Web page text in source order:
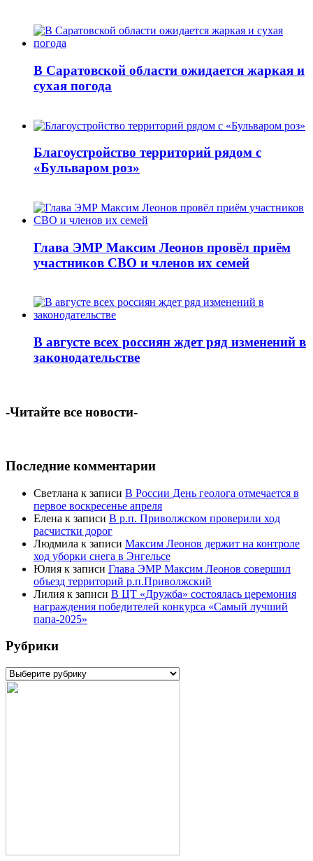
В Саратовской области ожидается жаркая и
сухая погода
Благоустройство территорий рядом с
«Бульваром роз»
Глава ЭМР Максим Леонов провёл приём
участников СВО и членов их семей
В августе всех россиян ждет ряд изменений в
законодательстве
-Читайте все новости-
Последние комментарии
Светлана к записи В России День геолога отмечается в
первое воскресенье апреля
Елена к записи В р.п. Приволжском проверили ход
расчистки дорог
Людмила к записи Максим Леонов держит на контроле
ход уборки снега в Энгельсе
Юлия к записи Глава ЭМР Максим Леонов совершил
объезд территорий р.п.Приволжский
Лилия к записи В ЦТ «Дружба» состоялась церемония
награждения победителей конкурса «Самый лучший
папа-2025»
Рубрики
Рубрики